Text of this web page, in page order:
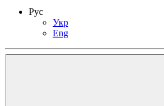
Рус
Укр
Eng